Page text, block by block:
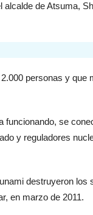
alcalde de Atsuma,
personas y que
funcionando, se
y reguladores
destruyeron los
en marzo de 2011.